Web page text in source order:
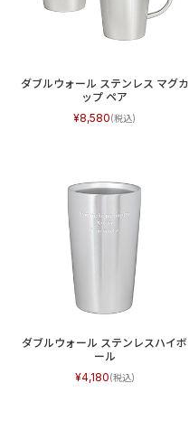
ダブルウォール ステンレス マグカ
ップ ペア
8,580
ダブルウォール ステンレスハイボ
ール
4,180